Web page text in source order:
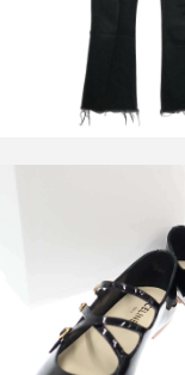
詳しく見る
セリーヌ クリスクロス
ーナ フラット
詳しく見る